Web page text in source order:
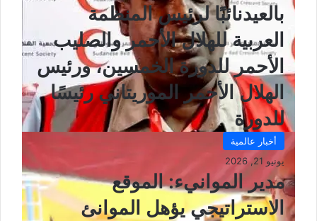
بالعيدنائبًا لرئيس المنظمة
العربية للهلال الأحمر والصليب
الأحمر للدورة الخمسين، ورئيس
الهلال الأحمر الموريتاني رئيسًا
للدورة
أخبار عالمية
يونيو 21, 2026
مدير الموانيء: الموقع
الاستراتيجي يؤهل الموانئ